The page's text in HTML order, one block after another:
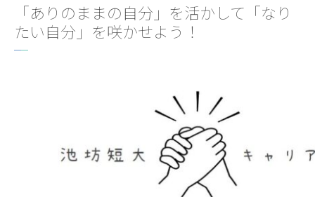
「ありのままの自分」を活かして「なり
たい自分」を咲かせよう！